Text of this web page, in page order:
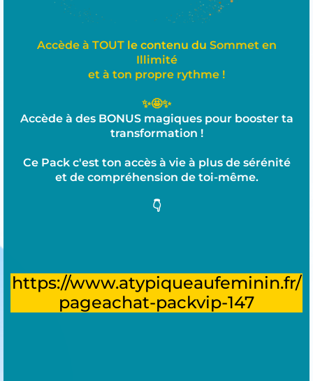
Accède à TOUTle contenu du Sommet en
Illimité
et à ton propre rythme !
✨🤩✨
Accède à des BONUS magiques pour booster ta
transformation !
Ce Pack c'est ton accès à vie à plus de sérénité
et de compréhension de toi-même.
👇
https://www.atypiqueaufeminin.fr/
pageachat-packvip-147